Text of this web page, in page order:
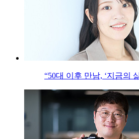
“50대 이후 만남, ‘지금의